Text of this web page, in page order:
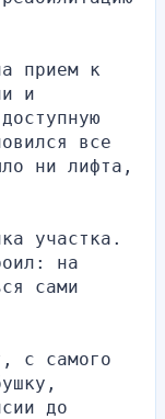
прием к
и
все
ни лифта,
участка.
на
сами
с самого
до